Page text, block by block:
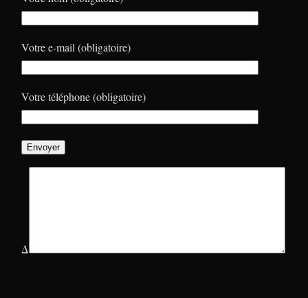
Votre e-mail (obligatoire)
Votre téléphone (obligatoire)
Δ